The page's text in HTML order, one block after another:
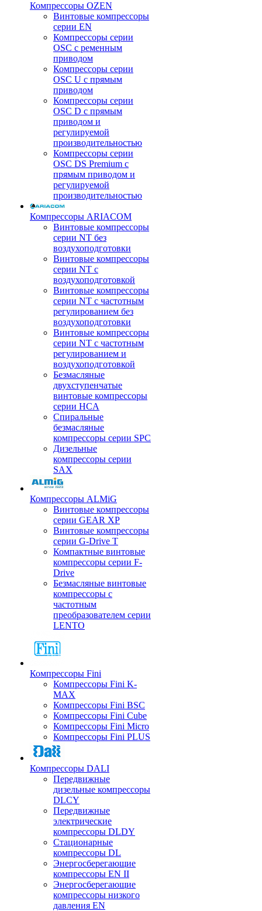
Компрессоры OZEN
Винтовые компрессоры
серии EN
Компрессоры серии
OSC с ременным
приводом
Компрессоры серии
OSC U с прямым
приводом
Компрессоры серии
OSC D с прямым
приводом и
регулируемой
производительностью
Компрессоры серии
OSC DS Premium с
прямым приводом и
регулируемой
производительностью
Компрессоры ARIACOM
Винтовые компрессоры
серии NT без
воздухоподготовки
Винтовые компрессоры
серии NT c
воздухоподготовкой
Винтовые компрессоры
серии NT с частотным
регулированием без
воздухоподготовки
Винтовые компрессоры
серии NT с частотным
регулированием и
воздухоподготовкой
Безмасляные
двухступенчатые
винтовые компрессоры
серии HCA
Спиральные
безмасляные
компрессоры серии SPC
Дизельные
компрессоры серии
SAX
Компрессоры ALMiG
Винтовые компрессоры
серии GEAR XP
Винтовые компрессоры
серии G-Drive T
Компактные винтовые
компрессоры серии F-
Drive
Безмасляные винтовые
компрессоры с
частотным
преобразователем серии
LENTO
Компрессоры Fini
Компрессоры Fini K-
MAX
Компрессоры Fini BSC
Компрессоры Fini Cube
Компрессоры Fini Micro
Компрессоры Fini PLUS
Компрессоры DALI
Передвижные
дизельные компрессоры
DLCY
Передвижные
электрические
компрессоры DLDY
Стационарные
компрессоры DL
Энергосберегающие
компрессоры EN II
Энергосберегающие
компрессоры низкого
давления EN